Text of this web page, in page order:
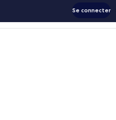
Se connecter